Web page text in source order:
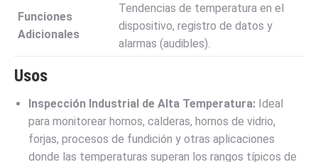
Funciones
Adicionales
Tendencias de temperatura en el
dispositivo, registro de datos y
alarmas (audibles).
Usos
Inspección Industrial de Alta Temperatura: Ideal
para monitorear hornos, calderas, hornos de vidrio,
forjas, procesos de fundición y otras aplicaciones
donde las temperaturas superan los rangos típicos de